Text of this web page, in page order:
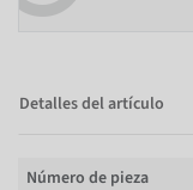
Detalles del artículo
Número de pieza